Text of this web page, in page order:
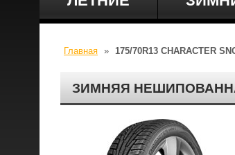
Главная » 175/70R13 CHARACTER
ЗИМНЯЯ НЕШИПОВАННАЯ